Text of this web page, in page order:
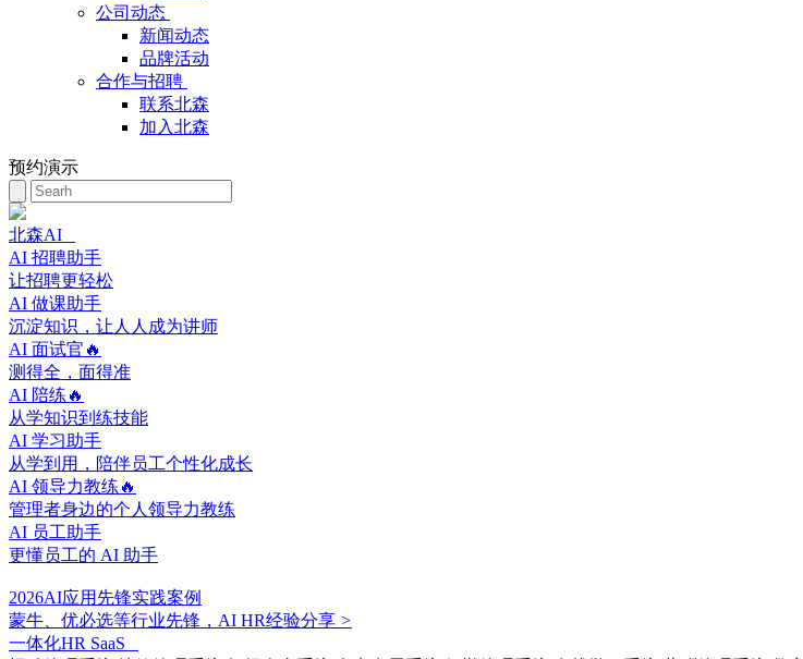
公司动态
新闻动态
品牌活动
合作与招聘
联系北森
加入北森
预约演示
北森AI
AI 招聘助手
让招聘更轻松
AI 做课助手
沉淀知识，让人人成为讲师
AI 面试官🔥
测得全，面得准
AI 陪练🔥
从学知识到练技能
AI 学习助手
从学到用，陪伴员工个性化成长
AI 领导力教练🔥
管理者身边的个人领导力教练
AI 员工助手
更懂员工的 AI 助手
2026AI应用先锋实践案例
蒙牛、优必选等行业先锋，AI HR经验分享 >
一体化HR SaaS